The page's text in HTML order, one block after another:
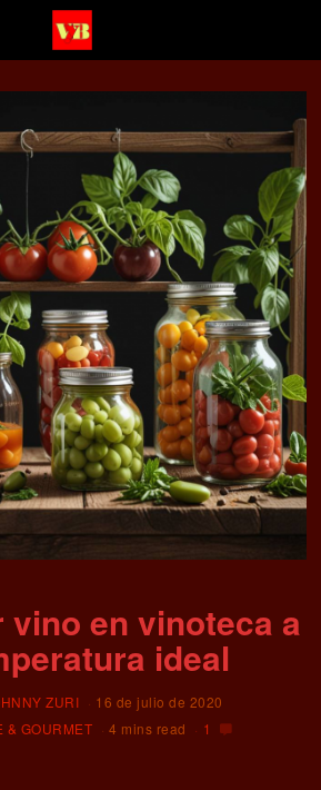
en vinoteca a
ideal
ZURI
16 de julio de 2020
& GOURMET
4 mins read 1